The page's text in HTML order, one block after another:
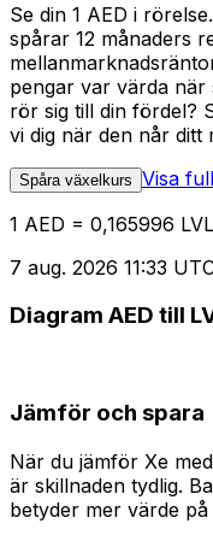
Se din 1 AED i
spårar 12 månaders
pengar var värda när
rör sig till din fördel?
vi dig när den når ditt
Spåra växelkurs Visa
1 AED = 0,165996 LVL
7 aug. 2026 11:33
Diagram AED till
Jämför och spara
När du jämför Xe
är skillnaden tydlig.
betyder mer värde